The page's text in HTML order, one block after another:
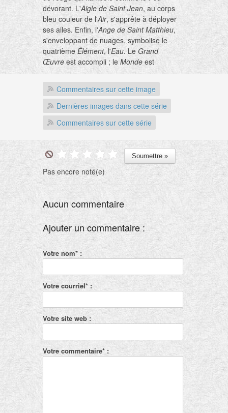
dévorant. L'Aigle de Saint Jean, au corps
bleu couleur de l'Air, s'apprête à déployer
ses ailes. Enfin, l'Ange de Saint Matthieu,
s'enveloppant de nuages, symbolise le
quatrième Élément, l'Eau. Le Grand
Œuvre est accompli ; le Monde est
conforme à l'intention divine, car tout y
fonctionne harmonieusement du fait de la
Multiplicationqui s'est opérée. L'homme
est l'Athanorou mûrit le purOr
philosophique. Il réalise en lui-même
l'idéal de la création pour conformer son
Macrocosme
, car tel est le suprême
objectif du Sage qui ne se fait aucune
illusion sur la fausse réalité qui tombe
sous les sens.
Commentaires sur cette image
Dernières images dans cette série
Commentaires sur cette série
Pas encore noté(e)
Aucun commentaire
Ajouter un commentaire :
Votre nom* :
Votre courriel* :
Votre site web :
Votre commentaire* :